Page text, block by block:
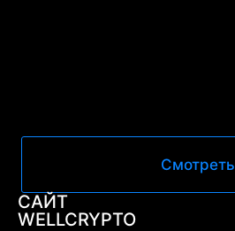
Смотреть
САЙТ
WELLCRYPTO